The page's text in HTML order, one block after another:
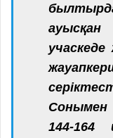
144-164